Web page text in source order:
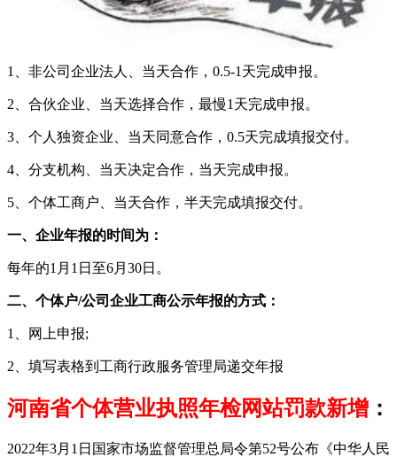
1、非公司企业法人、当天合作，0.5-1天完成申报。
2、合伙企业、当天选择合作，最慢1天完成申报。
3、个人独资企业、当天同意合作，0.5天完成填报交付。
4、分支机构、当天决定合作，当天完成申报。
5、个体工商户、当天合作，半天完成填报交付。
一、企业年报的时间为：
每年的1月1日至6月30日。
二、个体户/公司企业工商公示年报的方式：
1、网上申报;
2、填写表格到工商行政服务管理局递交年报
河南省个体营业执照年检网站罚款新增 ：
2022年3月1日国家市场监督管理总局令第52号公布《中华人民